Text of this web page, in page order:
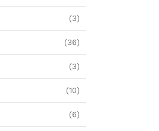
(3)
(36)
(3)
(10)
(6)